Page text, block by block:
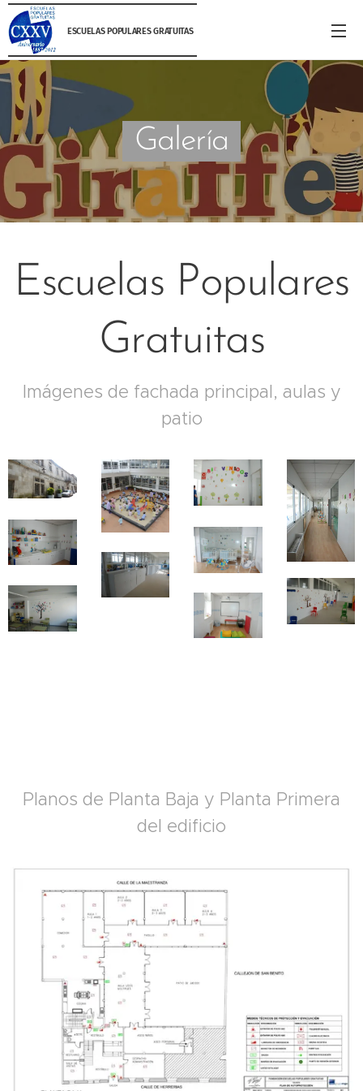
ESCUELAS POPULARES GRATUITAS
Galería
Escuelas Populares
Gratuitas
Imágenes de fachada principal, aulas y
patio
Planos de Planta Baja y Planta Primera
del edificio